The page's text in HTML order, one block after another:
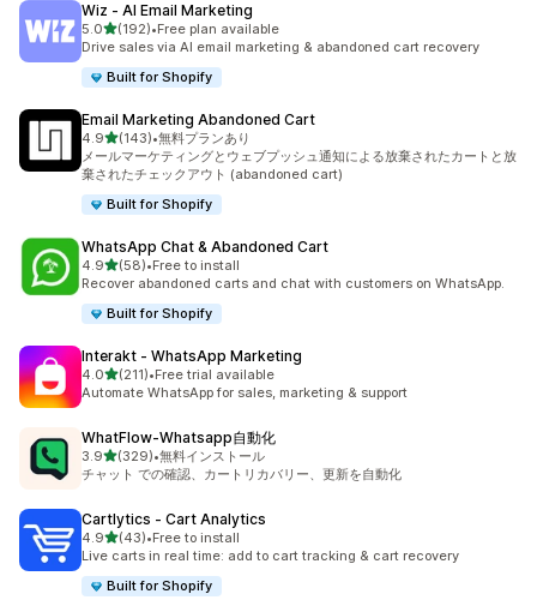
Wiz ‑ AI Email Marketing
5.05つ星中
(192)
合計レビュー数：192件
•Free plan available
Drive sales via AI email marketing & abandoned cart recovery
Built for Shopify
Email Marketing Abandoned Cart
4.95つ星中
(143)
合計レビュー数：143件
•無料プランあり
メールマーケティングとウェブプッシュ通知による放棄されたカートと放
棄されたチェックアウト (abandoned cart)
Built for Shopify
WhatsApp Chat & Abandoned Cart
4.95つ星中
(58)
合計レビュー数：58件
•Free to install
Recover abandoned carts and chat with customers on WhatsApp.
Built for Shopify
Interakt ‑ WhatsApp Marketing
4.05つ星中
(211)
合計レビュー数：211件
•Free trial available
Automate WhatsApp for sales, marketing & support
WhatFlow‑Whatsapp自動化
3.95つ星中
(329)
合計レビュー数：329件
•無料インストール
チャット での確認、カートリカバリー、更新を自動化
Cartlytics ‑ Cart Analytics
4.95つ星中
(43)
合計レビュー数：43件
•Free to install
Live carts in real time: add to cart tracking & cart recovery
Built for Shopify